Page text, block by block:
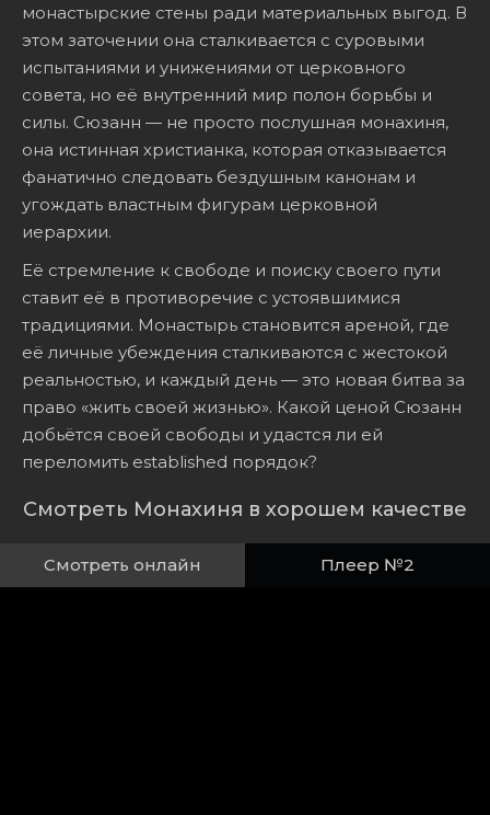
монастырские стены ради материальных выгод. В
этом заточении она сталкивается с суровыми
испытаниями и унижениями от церковного
совета, но её внутренний мир полон борьбы и
силы. Сюзанн — не просто послушная монахиня,
она истинная христианка, которая отказывается
фанатично следовать бездушным канонам и
угождать властным фигурам церковной
иерархии.
Её стремление к свободе и поиску своего пути
ставит её в противоречие с устоявшимися
традициями. Монастырь становится ареной, где
её личные убеждения сталкиваются с жестокой
реальностью, и каждый день — это новая битва за
право «жить своей жизнью». Какой ценой Сюзанн
добьётся своей свободы и удастся ли ей
переломить established порядок?
Смотреть Монахиня в хорошем качестве
Смотреть онлайн Плеер №2